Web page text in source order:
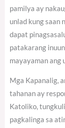
pamilya ay
unlad kung saan
dapat
patakarang
mayayaman ang
Mga Kapanalig,
tahanan ay
Katoliko,
pagkalinga sa